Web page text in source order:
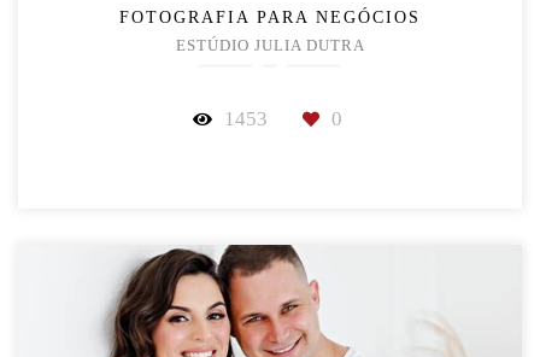
FOTOGRAFIA PARA NEGÓCIOS
ESTÚDIO JULIA DUTRA
1453 0